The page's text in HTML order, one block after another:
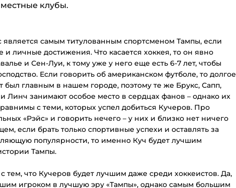
клубы.
является самым титулованным спортсменом Тампы, если
и личные достижения. Что касается хоккея, то он явно
и Сен-Луи, к тому уже у него еще есть 6-7 лет, чтобы
Если говорить об американском футболе, то долгое
был главным в нашем городе, поэтому те же Брукс, Сапп,
Линч занимают особое место в сердцах фанов – однако их
с теми, которых успел добиться Кучеров. Про
«Рэйс» и говорить нечего – у них и близко нет ничего
если брать только спортивные успехи и оставлять за
популярности, то именно Куч будет лучшим
Тампы.
тем, что Кучеров будет лучшим даже среди хоккеистов. Да,
игроком в лучшую эру «Тампы», однако самым большим